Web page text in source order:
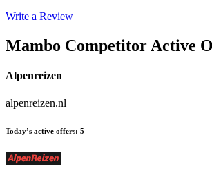
Write a Review
Mambo Competitor Active
Alpenreizen
alpenreizen.nl
Today’s active offers: 5